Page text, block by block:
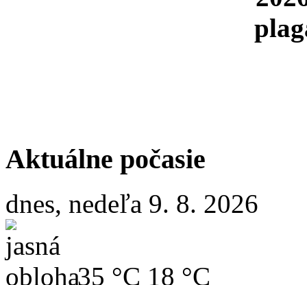
Aktuálne počasie
dnes, nedeľa 9. 8. 2026
35 °C 18 °C